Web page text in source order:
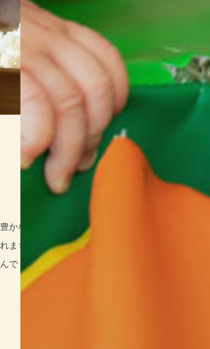
豊かな自然に恵まれた京都府北部の暮らし。四季の
れまちと自然が一体となった京都府北部の暮らしは
んでくれています。